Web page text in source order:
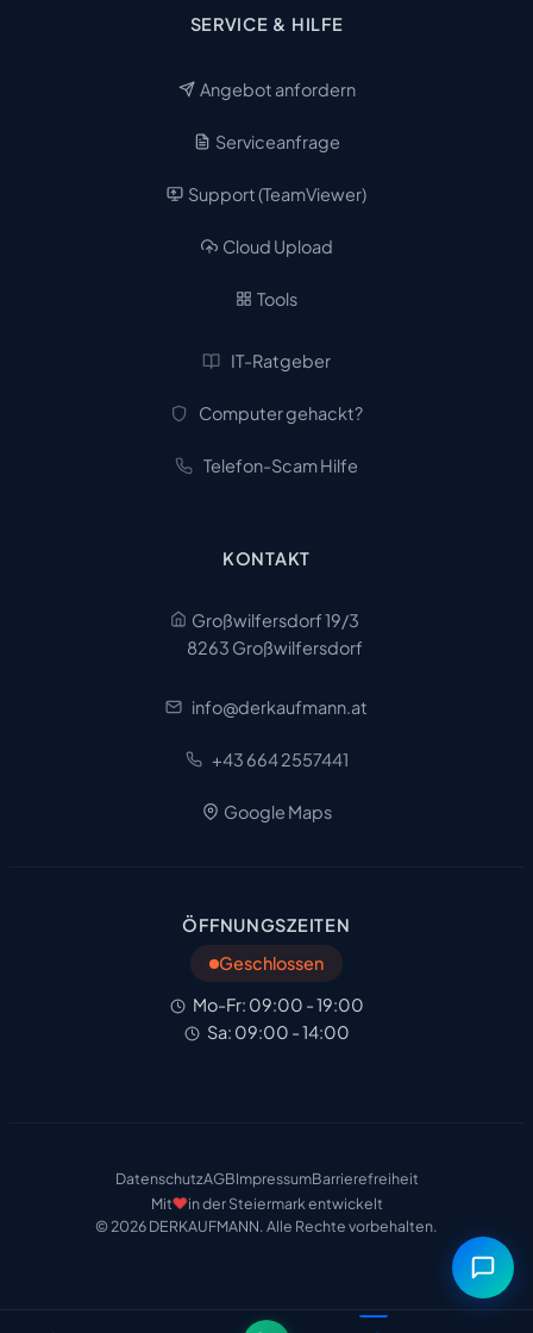
SERVICE & HILFE
Angebot anfordern
Serviceanfrage
Support (TeamViewer)
Cloud Upload
Tools
IT-Ratgeber
Computer gehackt?
Telefon-Scam Hilfe
KONTAKT
Großwilfersdorf 19/3
8263 Großwilfersdorf
info@derkaufmann.at
+43 664 2557441
Google Maps
ÖFFNUNGSZEITEN
Geschlossen
Mo-Fr: 09:00 - 19:00
Sa: 09:00 - 14:00
Mit❤️in der Steiermark entwickelt
DatenschutzAGBImpressumBarrierefreiheit
© 2026 DERKAUFMANN. Alle Rechte vorbehalten.